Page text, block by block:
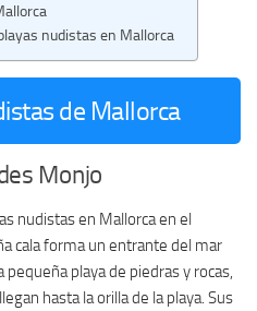
nudistas en Mallorca
de Mallorca
Monjo
nudistas en Mallorca en el
cala forma un entrante del mar
playa de piedras y rocas,
hasta la orilla de la playa. Sus